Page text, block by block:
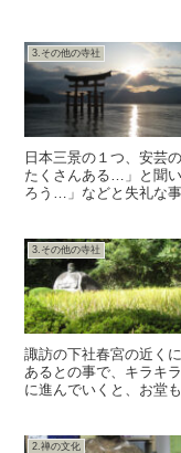
3.その他の寺社
日本三景の１つ、安芸
たくさんある…」と聞
ろう…」などと失礼な
3.その他の寺社
諏訪の下社春宮の近く
あるとの事で、キラキ
に進んでいくと、お堂
2.禅の文化